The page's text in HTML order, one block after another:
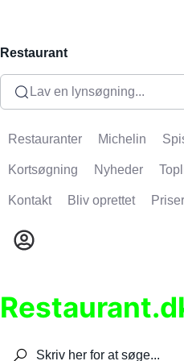
Restaurant
Lav en lynsøgning...
Restauranter Michelin
Kortsøgning Nyheder
Kontakt Bliv oprettet Priser